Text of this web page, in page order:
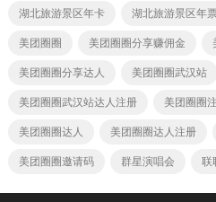
湖北旅游景区年卡 湖北旅游景区年
美团圈圈 美团圈圈分享赚佣金
美团圈圈分享达人 美团圈圈武汉站
美团圈圈武汉站达人注册 美团圈圈
美团圈圈达人 美团圈圈达人注册
美团圈圈邀请码 群星演唱会 联